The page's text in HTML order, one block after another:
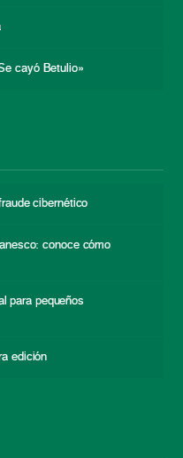
cayó Betulio»
cibernético
conoce cómo
para pequeños
edición